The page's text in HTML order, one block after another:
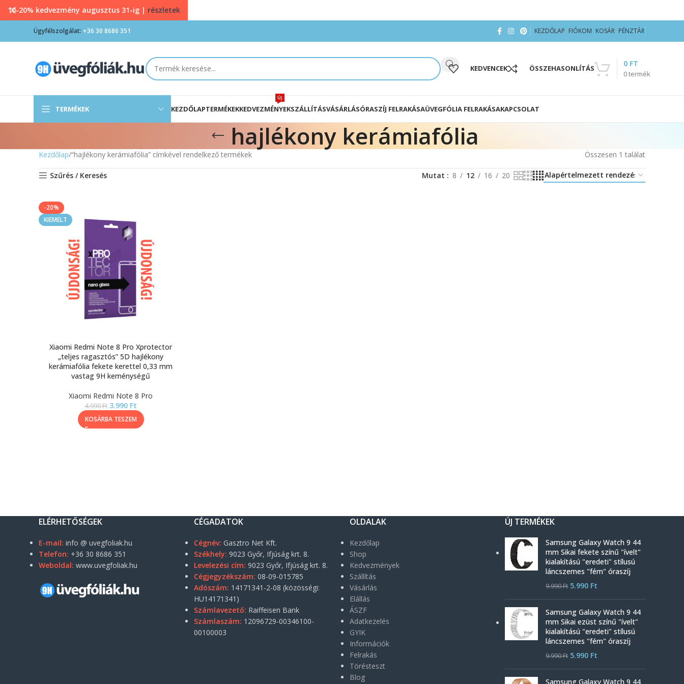
Ügyfélszolgálat: +36 30 8686 351 KEZDŐLAP FIÓKOM KOSÁR PÉNZTÁR
KEDVENCEK ÖSSZEHASONLÍTÁS
0termék
0 FT
TERMÉKEK KEZDŐLAPTERMÉKEKKEDVEZMÉNYEK
ÚJ
SZÁLLÍTÁSVÁSÁRLÁSÓRASZÍJ FELRAKÁSAÜVEGFÓLIA FELRAKÁSAKAPCSOLAT
hajlékony kerámiafólia
Kezdőlap “hajlékony kerámiafólia” címkével rendelkező termékek Összesen 1 találat
Szűrés / Keresés Mutat 8 12 16 20
-20%
KIEMELT
Xiaomi Redmi Note 8 Pro Xprotector
„teljes ragasztós” 5D hajlékony
kerámiafólia fekete kerettel 0,33 mm
vastag 9H keménységű
Xiaomi Redmi Note 8 Pro
4.990Ft 3.990 Ft
KOSÁRBA TESZEM
ELÉRHETŐSÉGEK
E-mail: info @ uvegfoliak.hu
Telefon: +36 30 8686 351
Weboldal: www.uvegfoliak.hu
CÉGADATOK
Cégnév: Gasztro Net Kft.
Székhely: 9023 Győr, Ifjúság krt. 8.
Levelezési cím: 9023 Győr, Ifjúság krt. 8.
Cégjegyzékszám: 08-09-015785
Adószám: 14171341-2-08 (közösségi:
HU14171341)
Számlavezető: Raiffeisen Bank
Számlaszám: 12096729-00346100-
00100003
OLDALAK
Kezdőlap
Shop
Kedvezmények
Szállítás
Vásárlás
Elállás
ÁSZF
Adatkezelés
GYIK
Információk
Felrakás
Törésteszt
Blog
ÚJ TERMÉKEK
Samsung Galaxy Watch 9 44
mm Sikai fekete színű "ívelt"
kialakítású "eredeti" stílusú
láncszemes "fém" óraszíj
9.990Ft 5.990 Ft
Samsung Galaxy Watch 9 44
mm Sikai ezüst színű "ívelt"
kialakítású "eredeti" stílusú
láncszemes "fém" óraszíj
9.990Ft 5.990 Ft
Samsung Galaxy Watch 9 44
10-20% kedvezmény augusztus 31-ig | részletek